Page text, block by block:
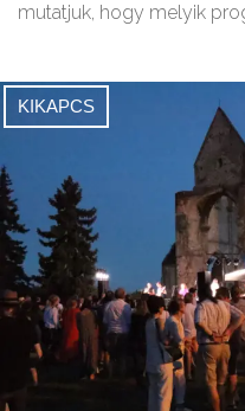
mutatjuk, hogy melyik
KIKAPCS